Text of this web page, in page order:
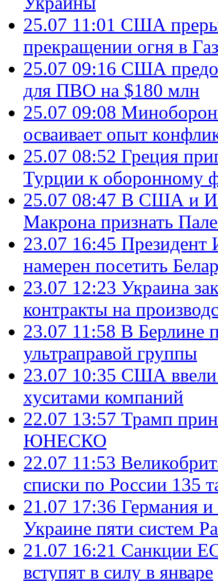
25.07 11:01 США
прекращении огня в
25.07 09:16 США
для ПВО на $180 млн
25.07 09:08
осваивает опыт
25.07 08:52 Греция
Турции к оборонному
25.07 08:47 В США и
Макрона признать
23.07 16:45 Президент
намерен посетить
23.07 12:23 Украина
контракты на
23.07 11:58 В Берлине
ультраправой группы
23.07 10:35 США ввели
хуситами компаний
22.07 13:57 Трамп
ЮНЕСКО
22.07 11:53
списки по России 135
21.07 17:36 Германия
Украине пяти систем
21.07 16:21 Санкции
вступят в силу в январе